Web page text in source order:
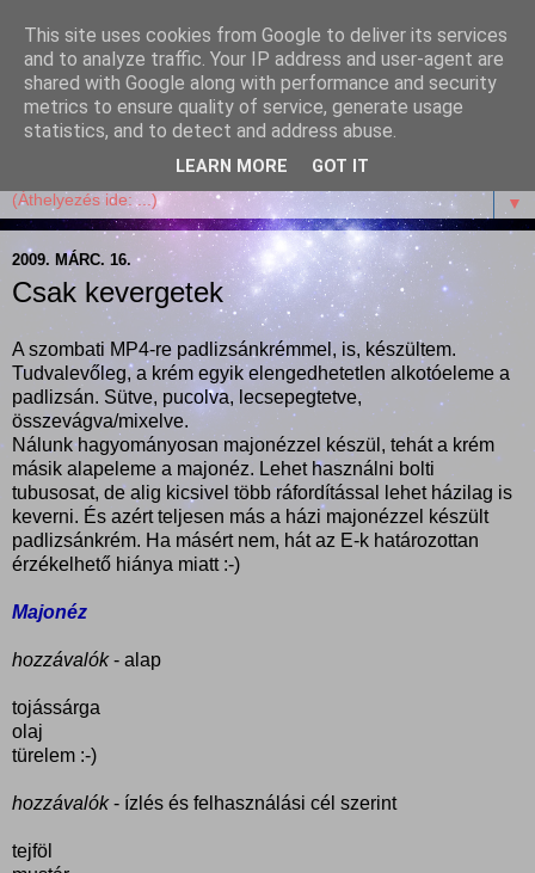
Garffyka
Szösszenetek a konyhámból, az életemből. Mosollyal,
receptekkel, vidámsággal, marcipánnal, csokival.
▼
2009. MÁRC. 16.
Csak kevergetek
A szombati MP4-re padlizsánkrémmel, is, készültem.
Tudvalevőleg, a krém egyik elengedhetetlen alkotóeleme a
padlizsán. Sütve, pucolva, lecsepegtetve,
összevágva/mixelve.
Nálunk hagyományosan majonézzel készül, tehát a krém
másik alapeleme a majonéz. Lehet használni bolti
tubusosat, de alig kicsivel több ráfordítással lehet házilag is
keverni. És azért teljesen más a házi majonézzel készült
padlizsánkrém. Ha másért nem, hát az E-k határozottan
érzékelhető hiánya miatt :-)
Majonéz
hozzávalók- alap
tojássárga
olaj
türelem :-)
hozzávalók- ízlés és felhasználási cél szerint
tejföl
This site uses cookies from Google to deliver its services
and to analyze traffic. Your IP address and user-agent are
shared with Google along with performance and security
metrics to ensure quality of service, generate usage
statistics, and to detect and address abuse.
LEARN MORE GOT IT